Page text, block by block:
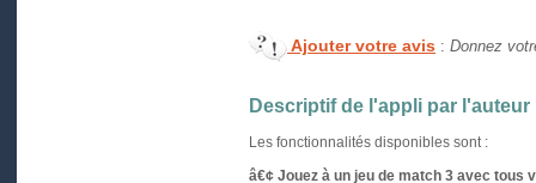
Ajouter votre avis : Donnez
Descriptif de l'appli par l'auteur
Les fonctionnalités disponibles sont :
â€¢ Jouez à un jeu de match 3 avec tous